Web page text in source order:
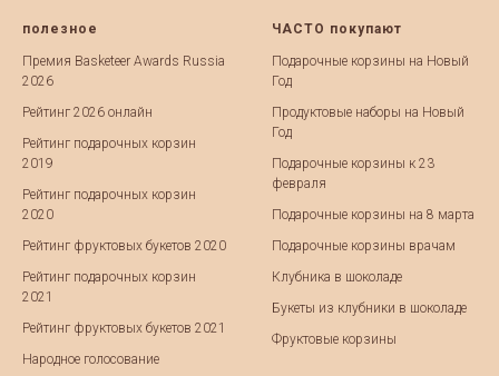
полезное
Премия Basketeer Awards Russia
2026
Рейтинг 2026 онлайн
Рейтинг подарочных корзин
2019
Рейтинг подарочных корзин
2020
Рейтинг фруктовых букетов 2020
Рейтинг подарочных корзин
2021
Рейтинг фруктовых букетов 2021
Народное голосование
ЧАСТО покупают
Подарочные корзины на Новый
Год
Продуктовые наборы на Новый
Год
Подарочные корзины к 23
февраля
Подарочные корзины на 8 марта
Подарочные корзины врачам
Клубника в шоколаде
Букеты из клубники в шоколаде
Фруктовые корзины